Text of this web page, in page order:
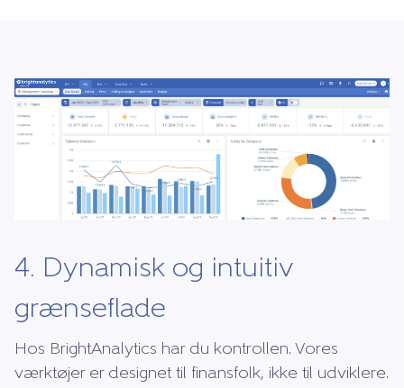
4. Dynamisk og intuitiv
grænseflade
Hos BrightAnalytics har du kontrollen. Vores
værktøjer er designet til finansfolk, ikke til udviklere.